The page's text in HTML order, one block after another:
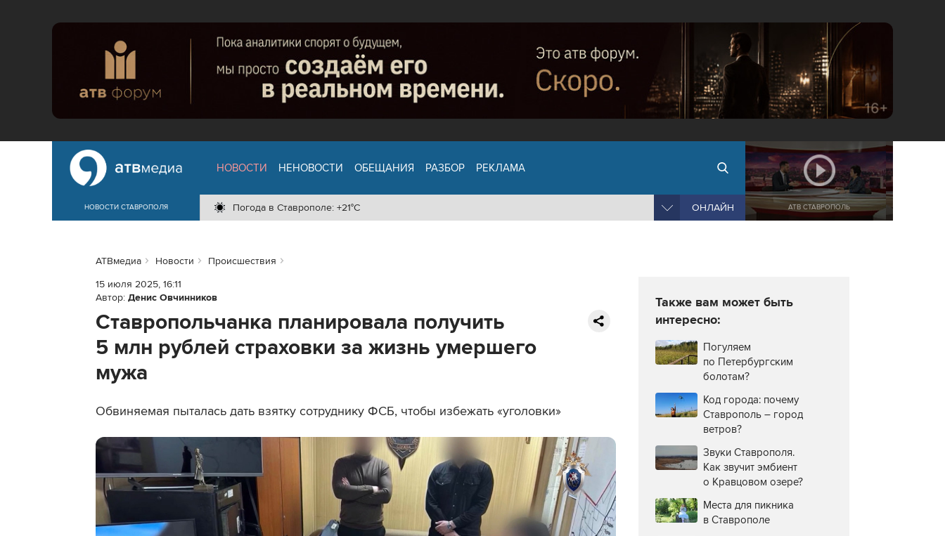
НОВОСТИ СТАВРОПОЛЯ
НОВОСТИ НЕНОВОСТИ ОБЕЩАНИЯ РАЗБОР РЕКЛАМА
Погода в Ставрополе: +21°C ОНЛАЙН АТВ СТАВРОПОЛЬ
АТВмедиа Новости
Происшествия
15 июля 2025, 16:11
Автор: Денис Овчинников
Ставропольчанка планировала получить
5 млн рублей страховки за жизнь умершего
мужа
Обвиняемая пыталась дать взятку сотруднику ФСБ, чтобы избежать «уголовки»
Также вам может быть
интересно:
Погуляем
по Петербургским
болотам?
Код города: почему
Ставрополь – город
ветров?
Звуки Ставрополя.
Как звучит эмбиент
о Кравцовом озере?
Места для пикника
в Ставрополе